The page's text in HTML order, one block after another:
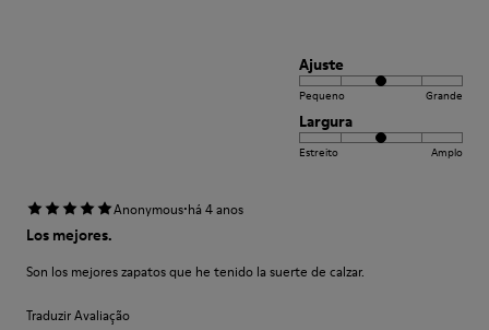
Ajuste
Pequeno Grande
Largura
Estreito Amplo
Anonymous·há 4 anos
Los mejores.
Son los mejores zapatos que he tenido la suerte de calzar.
Traduzir Avaliação